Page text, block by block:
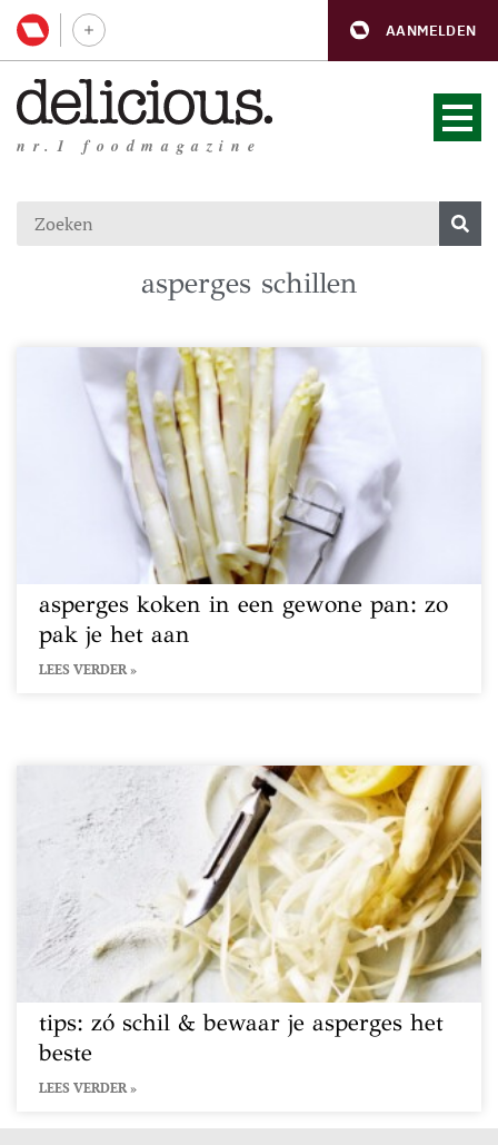
AANMELDEN
nr.1 foodmagazine
asperges schillen
asperges koken in een gewone pan: zo
pak je het aan
LEES VERDER »
tips: zó schil & bewaar je asperges het
beste
LEES VERDER »